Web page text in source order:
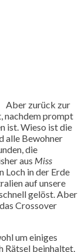
Aber zurück zur
nachdem prompt
ist. Wieso ist die
alle Bewohner
die
aus Miss
Loch in der Erde
auf unsere
gelöst. Aber
Crossover
um einiges
Rätsel beinhaltet,